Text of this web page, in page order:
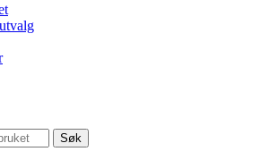
Søk